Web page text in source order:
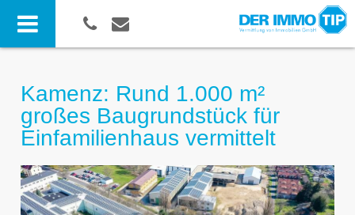
Kamenz: Rund 1.000 m²
großes Baugrundstück für
Einfamilienhaus vermittelt